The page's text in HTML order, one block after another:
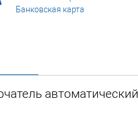
Банковская карта